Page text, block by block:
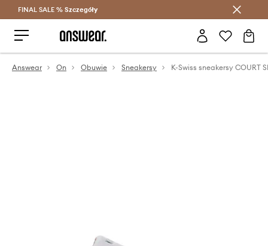
Oszczędzaj z Answear Club >
FINAL SALE % Szczegóły
Answear On Obuwie Sneakersy K-Swiss sneakersy COURT